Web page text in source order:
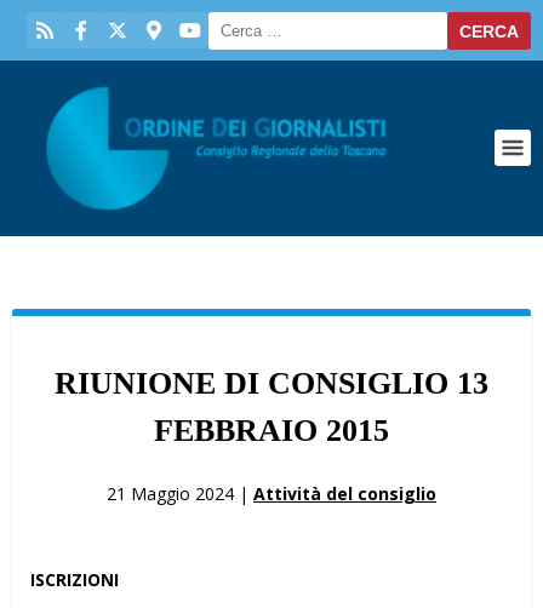
RIUNIONE DI CONSIGLIO 13
FEBBRAIO 2015
21 Maggio 2024 | Attività del consiglio
ISCRIZIONI